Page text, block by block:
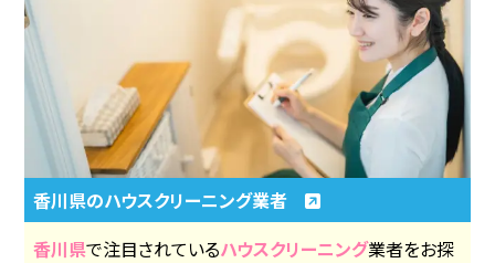
香川県のハウスクリーニング業者
香川県で注目されているハウスクリーニング業者をお探